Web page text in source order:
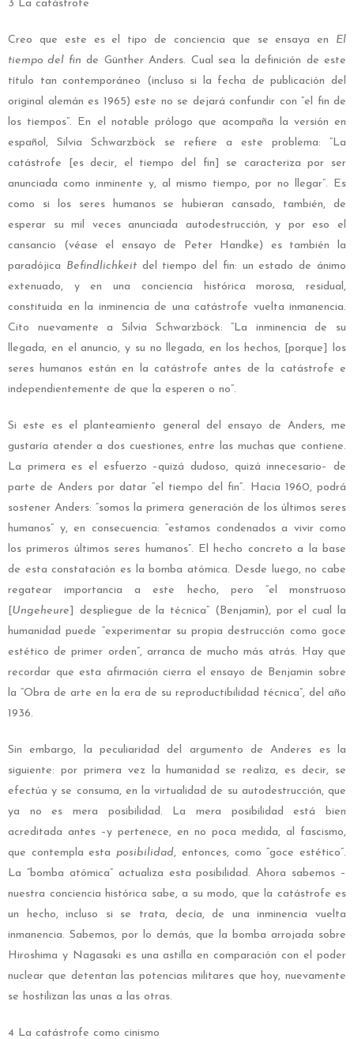
3 La catástrofe
Creo que este es el tipo de conciencia que se ensaya en El
tiempo del fin de Günther Anders. Cual sea la definición de este
título tan contemporáneo (incluso si la fecha de publicación del
original alemán es 1965) este no se dejará confundir con “el fin de
los tiempos”. En el notable prólogo que acompaña la versión en
español, Silvia Schwarzböck se refiere a este problema: “La
catástrofe [es decir, el tiempo del fin] se caracteriza por ser
anunciada como inminente y, al mismo tiempo, por no llegar”. Es
como si los seres humanos se hubieran cansado, también, de
esperar su mil veces anunciada autodestrucción, y por eso el
cansancio (véase el ensayo de Peter Handke) es también la
paradójica Befindlichkeitdel tiempo del fin: un estado de ánimo
extenuado, y en una conciencia histórica morosa, residual,
constituida en la inminencia de una catástrofe vuelta inmanencia.
Cito nuevamente a Silvia Schwarzböck: “La inminencia de su
llegada, en el anuncio, y su no llegada, en los hechos, [porque] los
seres humanos están en la catástrofe antes de la catástrofe e
independientemente de que la esperen o no”.
Si este es el planteamiento general del ensayo de Anders, me
gustaría atender a dos cuestiones, entre las muchas que contiene.
La primera es el esfuerzo –quizá dudoso, quizá innecesario– de
parte de Anders por datar “el tiempo del fin”. Hacia 1960, podrá
sostener Anders: “somos la primera generación de los últimos seres
humanos” y, en consecuencia: “estamos condenados a vivir como
los primeros últimos seres humanos”. El hecho concreto a la base
de esta constatación es la bomba atómica. Desde luego, no cabe
regatear importancia a este hecho, pero “el monstruoso
Ungeheure ] despliegue de la técnica” (Benjamin), por el cual la
humanidad puede “experimentar su propia destrucción como goce
estético de primer orden”, arranca de mucho más atrás. Hay que
recordar que esta afirmación cierra el ensayo de Benjamin sobre
la “Obra de arte en la era de su reproductibilidad técnica”, del año
1936.
Sin embargo, la peculiaridad del argumento de Anderes es la
siguiente: por primera vez la humanidad se realiza, es decir, se
efectúa y se consuma, en la virtualidad de su autodestrucción, que
ya no es mera posibilidad. La mera posibilidad está bien
acreditada antes –y pertenece, en no poca medida, al fascismo,
que contempla esta posibilidad, entonces, como “goce estético”.
La “bomba atómica” actualiza esta posibilidad. Ahora sabemos –
nuestra conciencia histórica sabe, a su modo, que la catástrofe es
un hecho, incluso si se trata, decía, de una inminencia vuelta
inmanencia. Sabemos, por lo demás, que la bomba arrojada sobre
Hiroshima y Nagasaki es una astilla en comparación con el poder
nuclear que detentan las potencias militares que hoy, nuevamente
se hostilizan las unas a las otras.
4 La catástrofe como cinismo